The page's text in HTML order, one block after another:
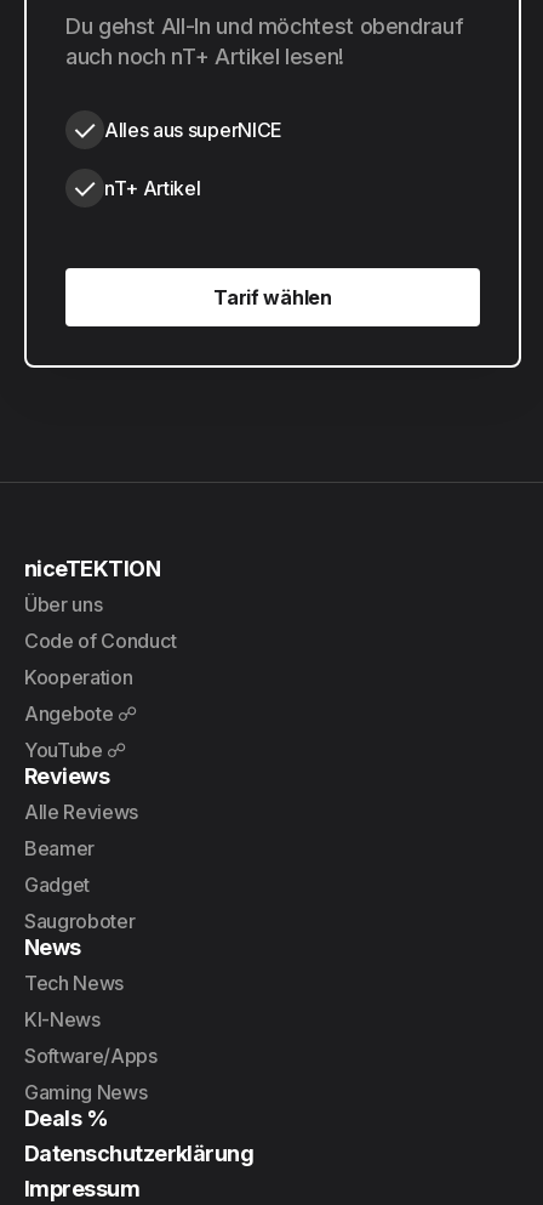
20 $ pro Jahr
Du gehst All-In und möchtest obendrauf
auch noch nT+ Artikel lesen!
Alles aus superNICE
nT+ Artikel
Tarif wählen
Tarif wählen
niceTEKTION
Über uns
Code of Conduct
Kooperation
Angebote ☍
YouTube ☍
Reviews
Alle Reviews
Beamer
Gadget
Saugroboter
News
Tech News
KI-News
Software/Apps
Gaming News
Deals %
Datenschutzerklärung
Impressum